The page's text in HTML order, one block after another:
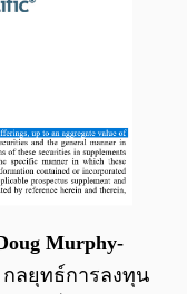
Murphy-
กลยุทธ์การลงทุน